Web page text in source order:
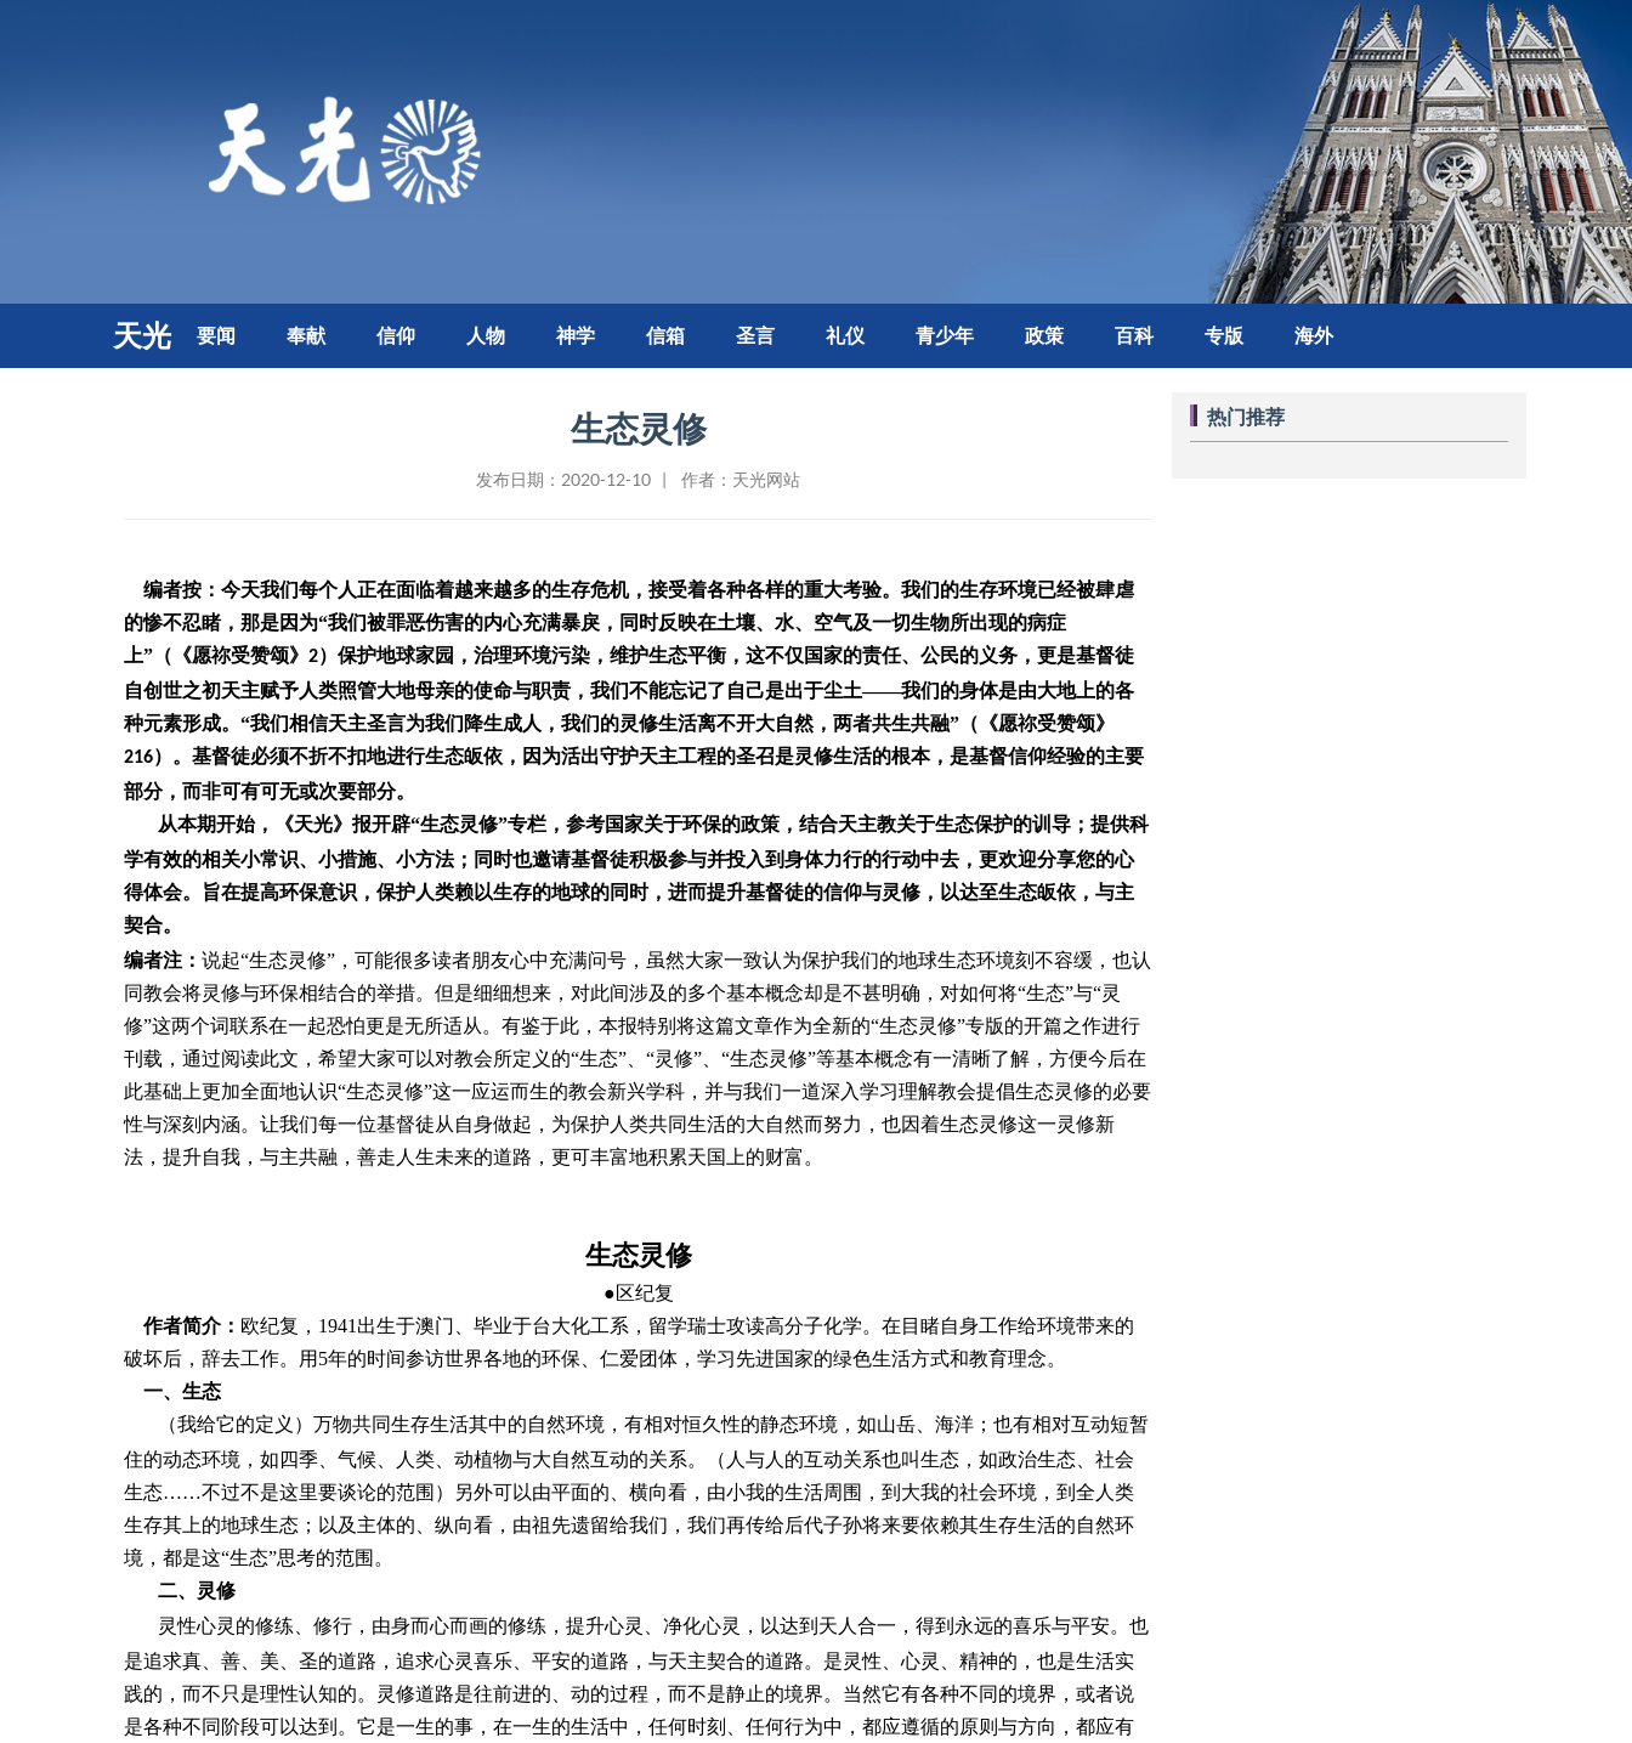
天光 要闻 奉献 信仰 人物 神学 信箱 圣言 礼仪 青少年 政策 百科 专版 海外
生态灵修
发布日期：2020-12-10 | 作者：天光网站
编者按：今天我们每个人正在面临着越来越多的生存危机，接受着各种各样的重大考验。我们的生存环境已经被肆虐
的惨不忍睹，那是因为“我们被罪恶伤害的内心充满暴戾，同时反映在土壤、水、空气及一切生物所出现的病症
上”（《愿祢受赞颂》 2）保护地球家园，治理环境污染，维护生态平衡，这不仅国家的责任、公民的义务，更是基督徒
自创世之初天主赋予人类照管大地母亲的使命与职责，我们不能忘记了自己是出于尘土——我们的身体是由大地上的各
种元素形成。“我们相信天主圣言为我们降生成人，我们的灵修生活离不开大自然，两者共生共融”（《愿祢受赞颂》
216）。基督徒必须不折不扣地进行生态皈依，因为活出守护天主工程的圣召是灵修生活的根本，是基督信仰经验的主要
部分，而非可有可无或次要部分。
从本期开始，《天光》报开辟“生态灵修”专栏，参考国家关于环保的政策，结合天主教关于生态保护的训导；提供科
学有效的相关小常识、小措施、小方法；同时也邀请基督徒积极参与并投入到身体力行的行动中去，更欢迎分享您的心
得体会。旨在提高环保意识，保护人类赖以生存的地球的同时，进而提升基督徒的信仰与灵修，以达至生态皈依，与主
契合。
编者注： 说起“生态灵修”，可能很多读者朋友心中充满问号，虽然大家一致认为保护我们的地球生态环境刻不容缓，也认
同教会将灵修与环保相结合的举措。但是细细想来，对此间涉及的多个基本概念却是不甚明确，对如何将“生态”与“灵
修”这两个词联系在一起恐怕更是无所适从。有鉴于此，本报特别将这篇文章作为全新的“生态灵修”专版的开篇之作进行
刊载，通过阅读此文，希望大家可以对教会所定义的“生态”、“灵修”、“生态灵修”等基本概念有一清晰了解，方便今后在
此基础上更加全面地认识“生态灵修”这一应运而生的教会新兴学科，并与我们一道深入学习理解教会提倡生态灵修的必要
性与深刻内涵。让我们每一位基督徒从自身做起，为保护人类共同生活的大自然而努力，也因着生态灵修这一灵修新
法，提升自我，与主共融，善走人生未来的道路，更可丰富地积累天国上的财富。
生态灵修
●区纪复
作者简介： 欧纪复， 1941出生于澳门、毕业于台大化工系，留学瑞士攻读高分子化学。在目睹自身工作给环境带来的
破坏后，辞去工作。用5年的时间参访世界各地的环保、仁爱团体，学习先进国家的绿色生活方式和教育理念。
一、生态
（我给它的定义）万物共同生存生活其中的自然环境，有相对恒久性的静态环境，如山岳、海洋；也有相对互动短暂
住的动态环境，如四季、气候、人类、动植物与大自然互动的关系。（人与人的互动关系也叫生态，如政治生态、社会
生态……不过不是这里要谈论的范围）另外可以由平面的、横向看，由小我的生活周围，到大我的社会环境，到全人类
生存其上的地球生态；以及主体的、纵向看，由祖先遗留给我们，我们再传给后代子孙将来要依赖其生存生活的自然环
境，都是这“生态”思考的范围。
二、灵修
灵性心灵的修练、修行，由身而心而画的修练，提升心灵、净化心灵，以达到天人合一，得到永远的喜乐与平安。也
是追求真、善、美、圣的道路，追求心灵喜乐、平安的道路，与天主契合的道路。是灵性、心灵、精神的，也是生活实
践的，而不只是理性认知的。灵修道路是往前进的、动的过程，而不是静止的境界。当然它有各种不同的境界，或者说
是各种不同阶段可以达到。它是一生的事，在一生的生活中，任何时刻、任何行为中，都应遵循的原则与方向，都应有
热门推荐